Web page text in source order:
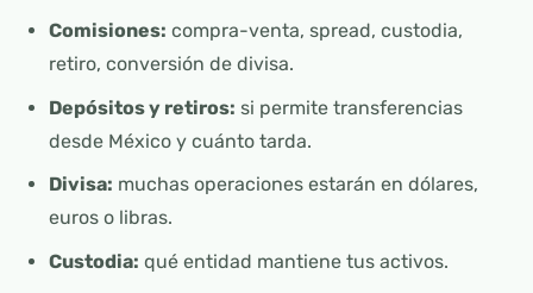
Comisiones: compra-venta, spread, custodia,
retiro, conversión de divisa.
Depósitos y retiros: si permite transferencias
desde México y cuánto tarda.
Divisa: muchas operaciones estarán en dólares,
euros o libras.
Custodia: qué entidad mantiene tus activos.